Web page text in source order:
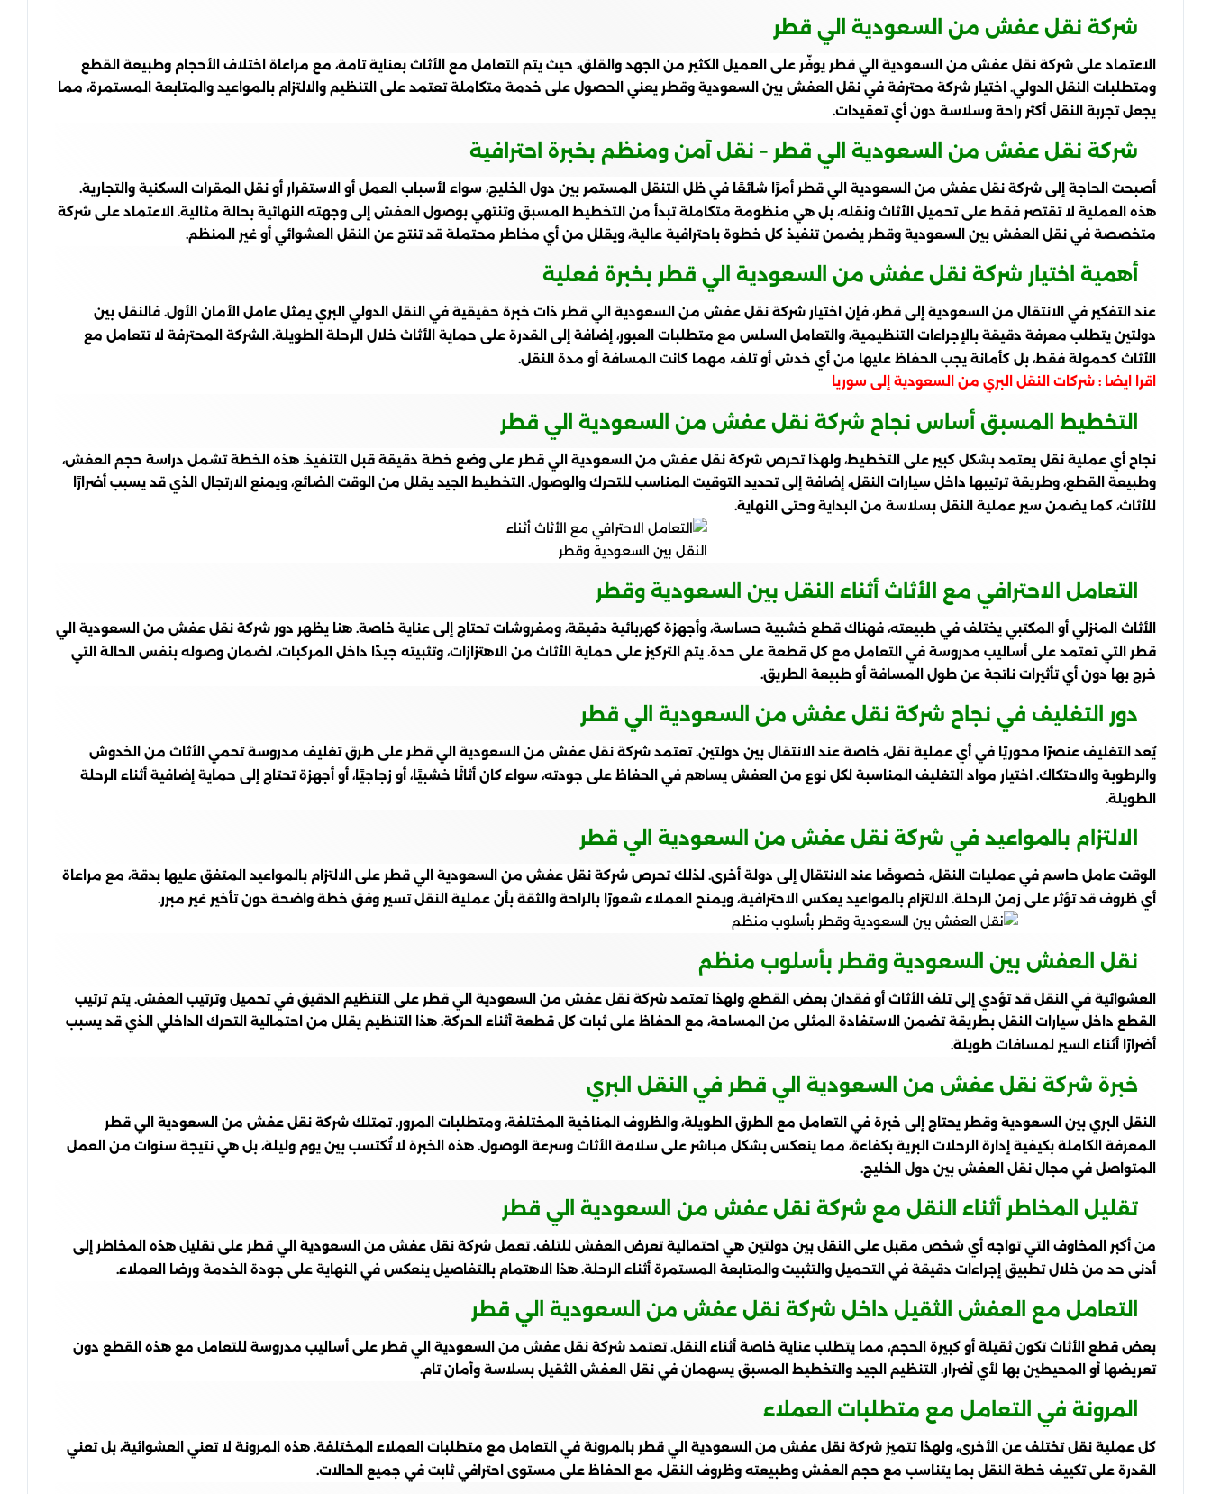
شركة نقل عفش من السعودية الي قطر
الاعتماد على شركة نقل عفش من السعودية الي قطر يوفّر على العميل الكثير من الجهد والقلق، حيث يتم التعامل مع الأثاث بعناية تامة، مع مراعاة اختلاف الأحجام وطبيعة القطع
ومتطلبات النقل الدولي. اختيار شركة محترفة في نقل العفش بين السعودية وقطر يعني الحصول على خدمة متكاملة تعتمد على التنظيم والالتزام بالمواعيد والمتابعة المستمرة، مما
يجعل تجربة النقل أكثر راحة وسلاسة دون أي تعقيدات.
شركة نقل عفش من السعودية الي قطر – نقل آمن ومنظم بخبرة احترافية
أصبحت الحاجة إلى شركة نقل عفش من السعودية الي قطر أمرًا شائعًا في ظل التنقل المستمر بين دول الخليج، سواء لأسباب العمل أو الاستقرار أو نقل المقرات السكنية والتجارية.
هذه العملية لا تقتصر فقط على تحميل الأثاث ونقله، بل هي منظومة متكاملة تبدأ من التخطيط المسبق وتنتهي بوصول العفش إلى وجهته النهائية بحالة مثالية. الاعتماد على شركة
متخصصة في نقل العفش بين السعودية وقطر يضمن تنفيذ كل خطوة باحترافية عالية، ويقلل من أي مخاطر محتملة قد تنتج عن النقل العشوائي أو غير المنظم.
أهمية اختيار شركة نقل عفش من السعودية الي قطر بخبرة فعلية
عند التفكير في الانتقال من السعودية إلى قطر، فإن اختيار شركة نقل عفش من السعودية الي قطر ذات خبرة حقيقية في النقل الدولي البري يمثل عامل الأمان الأول. فالنقل بين
دولتين يتطلب معرفة دقيقة بالإجراءات التنظيمية، والتعامل السلس مع متطلبات العبور، إضافة إلى القدرة على حماية الأثاث خلال الرحلة الطويلة. الشركة المحترفة لا تتعامل مع
الأثاث كحمولة فقط، بل كأمانة يجب الحفاظ عليها من أي خدش أو تلف، مهما كانت المسافة أو مدة النقل.
اقرا ايضا : شركات النقل البري من السعودية إلى سوريا
التخطيط المسبق أساس نجاح شركة نقل عفش من السعودية الي قطر
نجاح أي عملية نقل يعتمد بشكل كبير على التخطيط، ولهذا تحرص شركة نقل عفش من السعودية الي قطر على وضع خطة دقيقة قبل التنفيذ. هذه الخطة تشمل دراسة حجم العفش،
وطبيعة القطع، وطريقة ترتيبها داخل سيارات النقل، إضافة إلى تحديد التوقيت المناسب للتحرك والوصول. التخطيط الجيد يقلل من الوقت الضائع، ويمنع الارتجال الذي قد يسبب أضرارًا
للأثاث، كما يضمن سير عملية النقل بسلاسة من البداية وحتى النهاية.
التعامل الاحترافي مع الأثاث أثناء النقل بين السعودية وقطر
الأثاث المنزلي أو المكتبي يختلف في طبيعته، فهناك قطع خشبية حساسة، وأجهزة كهربائية دقيقة، ومفروشات تحتاج إلى عناية خاصة. هنا يظهر دور شركة نقل عفش من السعودية الي
قطر التي تعتمد على أساليب مدروسة في التعامل مع كل قطعة على حدة. يتم التركيز على حماية الأثاث من الاهتزازات، وتثبيته جيدًا داخل المركبات، لضمان وصوله بنفس الحالة التي
خرج بها دون أي تأثيرات ناتجة عن طول المسافة أو طبيعة الطريق.
دور التغليف في نجاح شركة نقل عفش من السعودية الي قطر
يُعد التغليف عنصرًا محوريًا في أي عملية نقل، خاصة عند الانتقال بين دولتين. تعتمد شركة نقل عفش من السعودية الي قطر على طرق تغليف مدروسة تحمي الأثاث من الخدوش
والرطوبة والاحتكاك. اختيار مواد التغليف المناسبة لكل نوع من العفش يساهم في الحفاظ على جودته، سواء كان أثاثًا خشبيًا، أو زجاجيًا، أو أجهزة تحتاج إلى حماية إضافية أثناء الرحلة
الطويلة.
الالتزام بالمواعيد في شركة نقل عفش من السعودية الي قطر
الوقت عامل حاسم في عمليات النقل، خصوصًا عند الانتقال إلى دولة أخرى. لذلك تحرص شركة نقل عفش من السعودية الي قطر على الالتزام بالمواعيد المتفق عليها بدقة، مع مراعاة
أي ظروف قد تؤثر على زمن الرحلة. الالتزام بالمواعيد يعكس الاحترافية، ويمنح العملاء شعورًا بالراحة والثقة بأن عملية النقل تسير وفق خطة واضحة دون تأخير غير مبرر.
نقل العفش بين السعودية وقطر بأسلوب منظم
العشوائية في النقل قد تؤدي إلى تلف الأثاث أو فقدان بعض القطع، ولهذا تعتمد شركة نقل عفش من السعودية الي قطر على التنظيم الدقيق في تحميل وترتيب العفش. يتم ترتيب
القطع داخل سيارات النقل بطريقة تضمن الاستفادة المثلى من المساحة، مع الحفاظ على ثبات كل قطعة أثناء الحركة. هذا التنظيم يقلل من احتمالية التحرك الداخلي الذي قد يسبب
أضرارًا أثناء السير لمسافات طويلة.
خبرة شركة نقل عفش من السعودية الي قطر في النقل البري
النقل البري بين السعودية وقطر يحتاج إلى خبرة في التعامل مع الطرق الطويلة، والظروف المناخية المختلفة، ومتطلبات المرور. تمتلك شركة نقل عفش من السعودية الي قطر
المعرفة الكاملة بكيفية إدارة الرحلات البرية بكفاءة، مما ينعكس بشكل مباشر على سلامة الأثاث وسرعة الوصول. هذه الخبرة لا تُكتسب بين يوم وليلة، بل هي نتيجة سنوات من العمل
المتواصل في مجال نقل العفش بين دول الخليج.
تقليل المخاطر أثناء النقل مع شركة نقل عفش من السعودية الي قطر
من أكبر المخاوف التي تواجه أي شخص مقبل على النقل بين دولتين هي احتمالية تعرض العفش للتلف. تعمل شركة نقل عفش من السعودية الي قطر على تقليل هذه المخاطر إلى
أدنى حد من خلال تطبيق إجراءات دقيقة في التحميل والتثبيت والمتابعة المستمرة أثناء الرحلة. هذا الاهتمام بالتفاصيل ينعكس في النهاية على جودة الخدمة ورضا العملاء.
التعامل مع العفش الثقيل داخل شركة نقل عفش من السعودية الي قطر
بعض قطع الأثاث تكون ثقيلة أو كبيرة الحجم، مما يتطلب عناية خاصة أثناء النقل. تعتمد شركة نقل عفش من السعودية الي قطر على أساليب مدروسة للتعامل مع هذه القطع دون
تعريضها أو المحيطين بها لأي أضرار. التنظيم الجيد والتخطيط المسبق يسهمان في نقل العفش الثقيل بسلاسة وأمان تام.
المرونة في التعامل مع متطلبات العملاء
كل عملية نقل تختلف عن الأخرى، ولهذا تتميز شركة نقل عفش من السعودية الي قطر بالمرونة في التعامل مع متطلبات العملاء المختلفة. هذه المرونة لا تعني العشوائية، بل تعني
القدرة على تكييف خطة النقل بما يتناسب مع حجم العفش وطبيعته وظروف النقل، مع الحفاظ على مستوى احترافي ثابت في جميع الحالات.